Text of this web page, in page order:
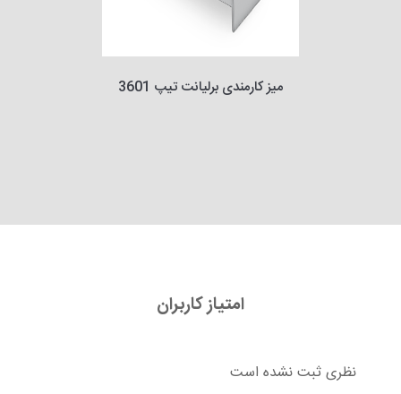
میز کارمندی برلیانت تیپ 3601
امتیاز کاربران
نظری ثبت نشده است